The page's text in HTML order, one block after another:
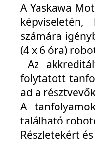
A Yaskawa
számára
(4 x 6 óra)
Az
folytatott
ad a
A
található
Részletekért